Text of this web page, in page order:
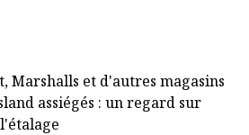
Marshalls et d'autres magasins
assiégés : un regard sur